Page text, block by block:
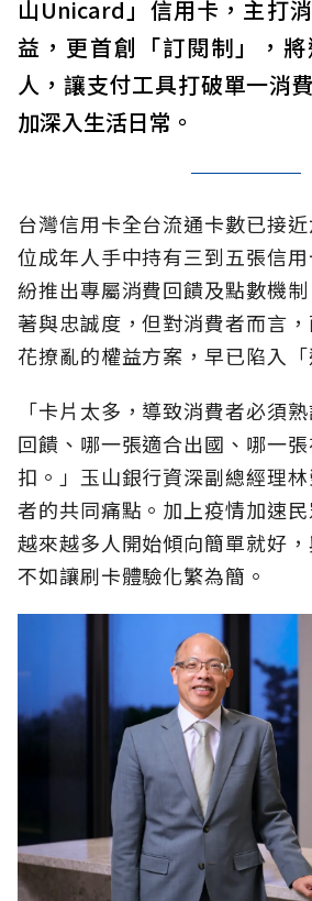
山Unicard」信用卡，主打
益，更首創「訂閱制」，
人，讓支付工具打破單一消
加深入生活日常。
台灣信用卡全台流通卡數已接
位成年人手中持有三到五張信
紛推出專屬消費回饋及點數機
著與忠誠度，但對消費者而言
花撩亂的權益方案，早已陷入「
「卡片太多，導致消費者必須
回饋、哪一張適合出國、哪一
扣。」玉山銀行資深副總經理
者的共同痛點。加上疫情加速民
越來越多人開始傾向簡單就好，
不如讓刷卡體驗化繁為簡。